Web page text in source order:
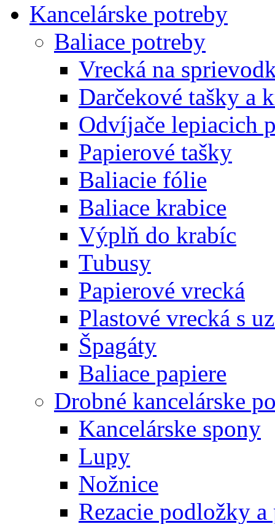
Kancelárske potreby
Baliace potreby
Vrecká na
Darčekové tašky a
Odvíjače lepiacich
Papierové tašky
Baliacie fólie
Baliace krabice
Výplň do krabíc
Tubusy
Papierové vrecká
Plastové vrecká s
Špagáty
Baliace papiere
Drobné kancelárske
Kancelárske spony
Lupy
Nožnice
Rezacie podložky